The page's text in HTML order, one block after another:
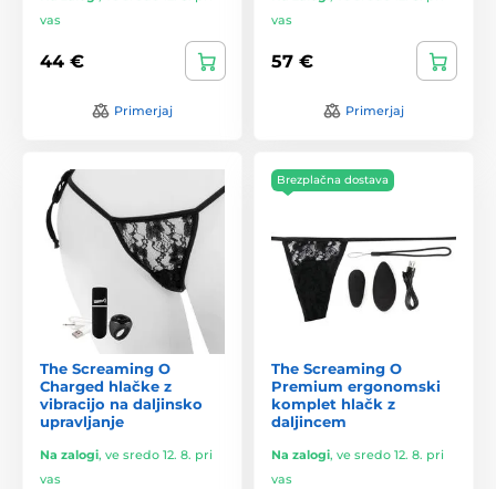
vas
44 €
Primerjaj
vas
57 €
Primerjaj
The Screaming O
Charged hlačke z
vibracijo na daljinsko
upravljanje
Na zalogi, ve sredo 12. 8. pri
vas
Brezplačna dostava
The Screaming O
Premium ergonomski
komplet hlačk z
daljincem
Na zalogi, ve sredo 12. 8. pri
vas